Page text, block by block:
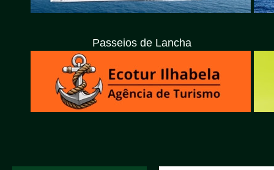
Passeios de Lancha